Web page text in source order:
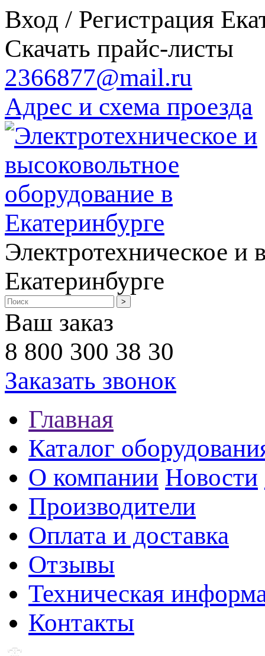
Вход / Регистрация
Скачать прайс-листы
2366877@mail.ru
Адрес и схема проезда
Электротехническое и
Екатеринбурге
Ваш заказ
8 800 300 38 30
Заказать звонок
Главная
Каталог
О компании Новости
Производители
Оплата и доставка
Отзывы
Техническая
Контакты